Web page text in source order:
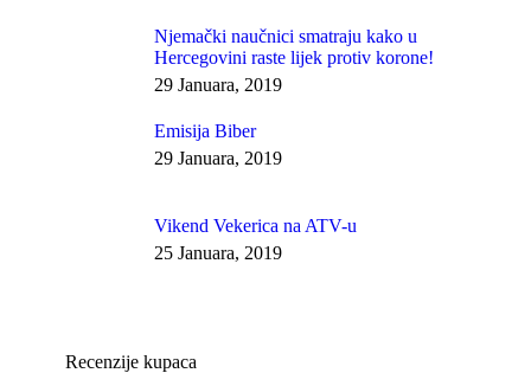
Njemački naučnici smatraju kako u
Hercegovini raste lijek protiv korone!
29 Januara, 2019
Emisija Biber
29 Januara, 2019
Vikend Vekerica na ATV-u
25 Januara, 2019
Recenzije kupaca